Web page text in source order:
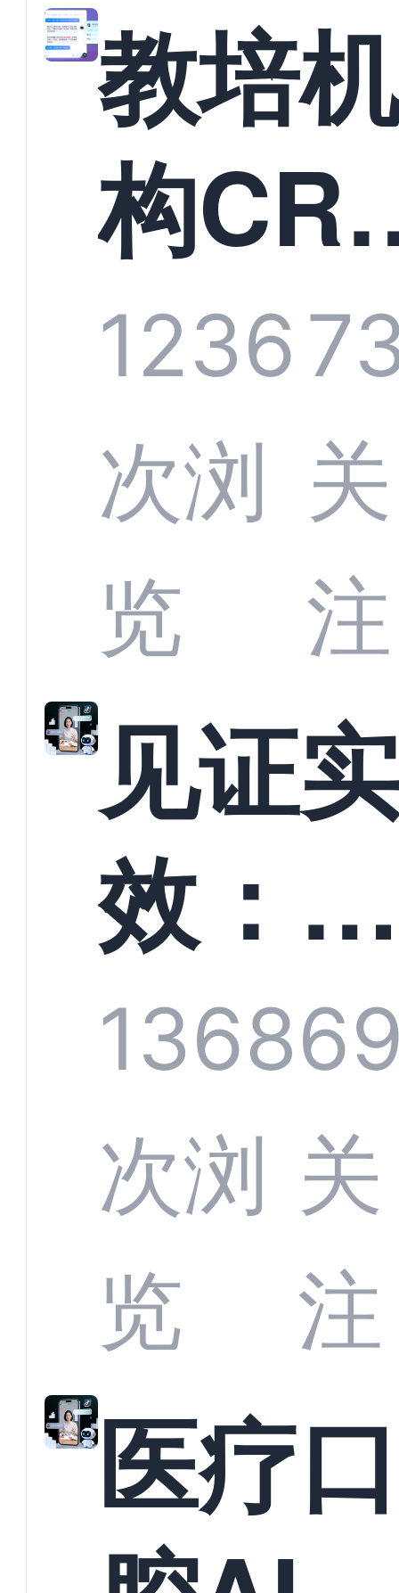
教培机
构
系统头
部供应
商深度
解析：
螳螂科
技何以
定义行
业标
准？
1236
次浏
览
关
注
见证实
效：螳
螂科技
CRM
何助力
教育机
构实现
1368
次浏
览
关
注
医疗口